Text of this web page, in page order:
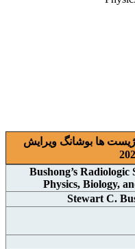
ها بوشانگ ويرايش
Bushong’s Radiologic
Physics, Biology,
Stewart C.